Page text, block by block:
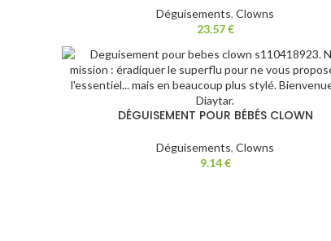
Déguisements,Clowns
23.57€
DÉGUISEMENT POUR BÉBÉS CLOWN
Déguisements,Clowns
9.14€